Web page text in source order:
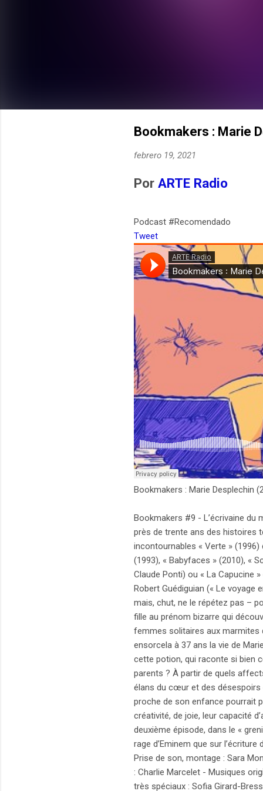
Bookmakers : Marie
febrero 19, 2021
Por ARTE Radio
Podcast #Recomendado
Tweet
Bookmakers : Marie Desplechin
Bookmakers #9 - L’écrivaine du
près de trente ans des histoires
incontournables « Verte » (1996)
(1993), « Babyfaces » (2010), «
Claude Ponti) ou « La Capucine
Robert Guédiguian (« Le voyage
mais, chut, ne le répétez pas –
fille au prénom bizarre qui
femmes solitaires aux marmites
ensorcela à 37 ans la vie de
cette potion, qui raconte si bien
parents ? À partir de quels
élans du cœur et des désespoirs
proche de son enfance pourrait
créativité, de joie, leur capacité
deuxième épisode, dans le «
rage d’Eminem que sur
Prise de son, montage : Sara
: Charlie Marcelet - Musiques
très spéciaux : Sofia Girard-